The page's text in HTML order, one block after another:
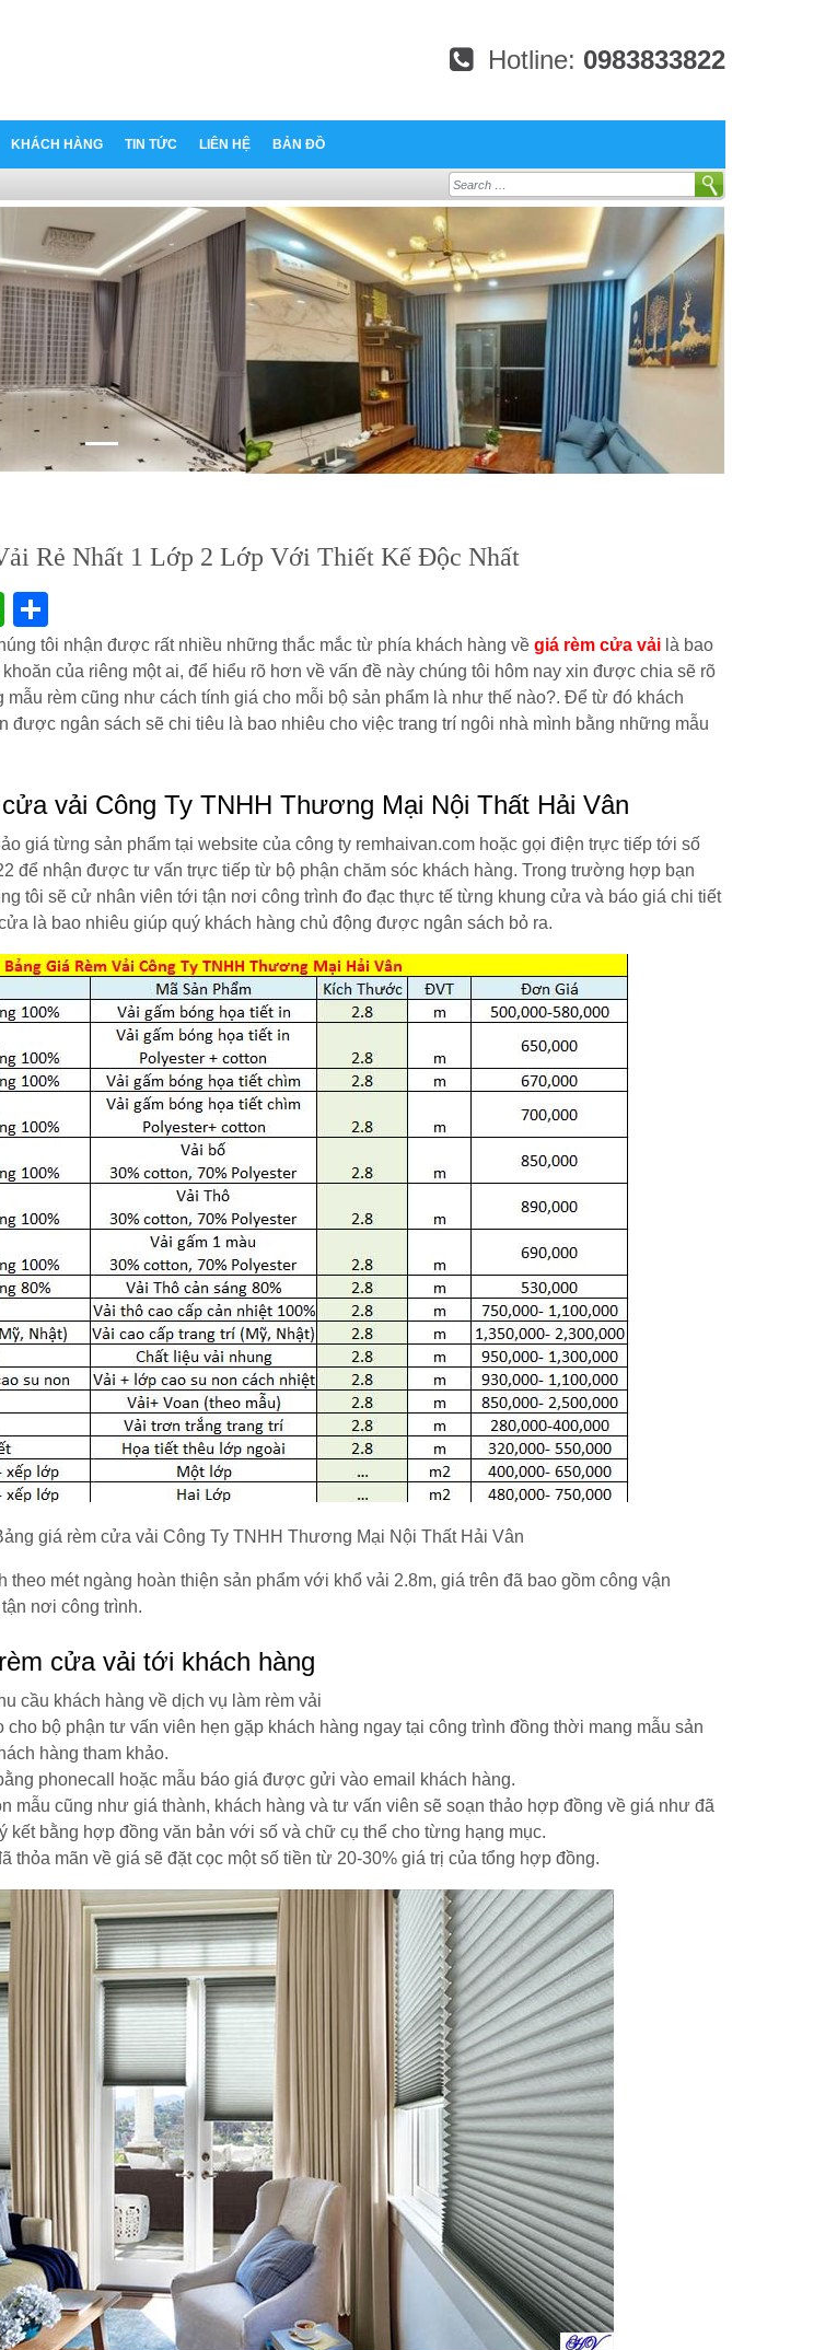
Hotline: 0983833822
KHÁCH HÀNG TIN TỨC LIÊN HỆ BẢN ĐỒ
Search
Rẻ Nhất 1 Lớp 2 Lớp Với Thiết Kế Độc Nhất
WhatsApp
tôi nhận được rất nhiều những thắc mắc từ phía khách hàng về giá rèm cửa vải là bao
của riêng một ai, để hiểu rõ hơn về vấn đề này chúng tôi hôm nay xin được chia sẽ rõ
rèm cũng như cách tính giá cho mỗi bộ sản phẩm là như thế nào?. Để từ đó khách
được ngân sách sẽ chi tiêu là bao nhiêu cho việc trang trí ngôi nhà mình bằng những mẫu
vải Công Ty TNHH Thương Mại Nội Thất Hải Vân
giá từng sản phẩm tại website của công ty remhaivan.com hoặc gọi điện trực tiếp tới số
để nhận được tư vấn trực tiếp từ bộ phận chăm sóc khách hàng. Trong trường hợp bạn
tôi sẽ cử nhân viên tới tận nơi công trình đo đạc thực tế từng khung cửa và báo giá chi tiết
là bao nhiêu giúp quý khách hàng chủ động được ngân sách bỏ ra.
giá rèm cửa vải Công Ty TNHH Thương Mại Nội Thất Hải Vân
theo mét ngàng hoàn thiện sản phẩm với khổ vải 2.8m, giá trên đã bao gồm công vận
nơi công trình.
cửa vải tới khách hàng
cầu khách hàng về dịch vụ làm rèm vải
cho bộ phận tư vấn viên hẹn gặp khách hàng ngay tại công trình đồng thời mang mẫu sản
hàng tham khảo.
phonecall hoặc mẫu báo giá được gửi vào email khách hàng.
mẫu cũng như giá thành, khách hàng và tư vấn viên sẽ soạn thảo hợp đồng về giá như đã
kết bằng hợp đồng văn bản với số và chữ cụ thể cho từng hạng mục.
thỏa mãn về giá sẽ đặt cọc một số tiền từ 20-30% giá trị của tổng hợp đồng.